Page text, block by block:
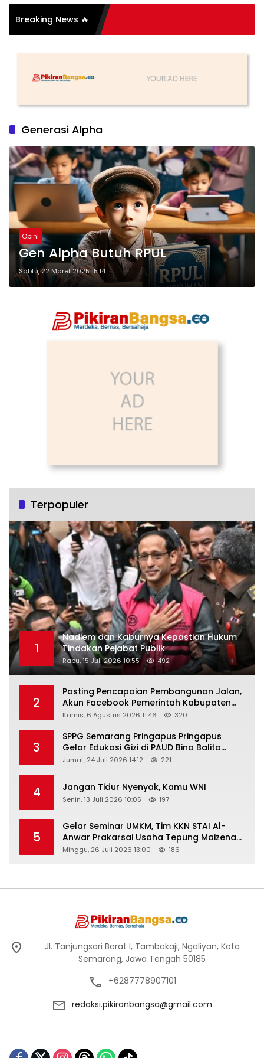
Breaking News 🔥
Organisasi: Antara
dan Substansi
Generasi Alpha
Opini
Gen Alpha Butuh RPUL
Sabtu, 22 Maret 2025 15:14
Terpopuler
1
Nadiem dan Kaburnya Kepastian Hukum
Tindakan Pejabat Publik
Rabu, 15 Juli 2026 10:55 492
2
Posting Pencapaian Pembangunan Jalan,
Akun Facebook Pemerintah Kabupaten
Rembang “Dirujak” Warganet
Kamis, 6 Agustus 2026 11:46 320
3
SPPG Semarang Pringapus Pringapus
Gelar Edukasi Gizi di PAUD Bina Balita
Peringati Hari Anak Nasional 2026
Jumat, 24 Juli 2026 14:12 221
4 Jangan Tidur Nyenyak, Kamu WNI
Senin, 13 Juli 2026 10:05 197
5
Gelar Seminar UMKM, Tim KKN STAI Al-
Anwar Prakarsai Usaha Tepung Maizena
di Logung
Minggu, 26 Juli 2026 13:00 186
Jl. Tanjungsari Barat I, Tambakaji, Ngaliyan, Kota
Semarang, Jawa Tengah 50185
+6287778907101
redaksi.pikiranbangsa@gmail.com